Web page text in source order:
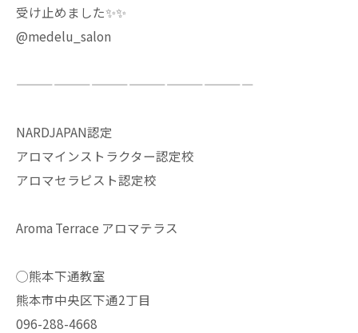
受け止めました✨✨
@medelu_salon
———————————————————
NARDJAPAN認定
アロマインストラクター認定校
アロマセラピスト認定校
Aroma Terrace アロマテラス
◯熊本下通教室
熊本市中央区下通2丁目
096-288-4668